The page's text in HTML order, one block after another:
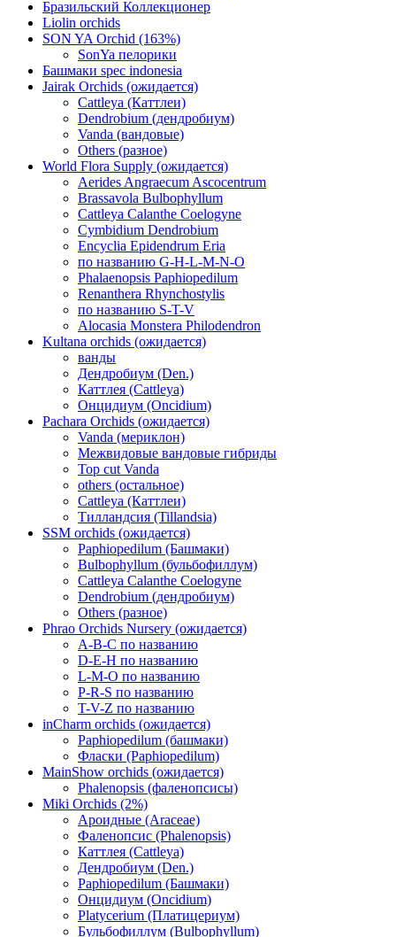
Бразильский Коллекционер
Liolin orchids
SON YA Orchid (163%)
SonYa пелорики
Башмаки spec indonesia
Jairak Orchids (ожидается)
Cattleya (Каттлеи)
Dendrobium (дендробиум)
Vanda (вандовые)
Others (разное)
World Flora Supply (ожидается)
Aerides Angraecum Ascocentrum
Brassavola Bulbophyllum
Cattleya Calanthe Coelogyne
Cymbidium Dendrobium
Encyclia Epidendrum Eria
по названию G-H-L-M-N-O
Phalaenopsis Paphiopedilum
Renanthera Rhynchostylis
по названию S-T-V
Alocasia Monstera Philodendron
Kultana orchids (ожидается)
ванды
Дендробиум (Den.)
Каттлея (Cattleya)
Онцидиум (Oncidium)
Pachara Orchids (ожидается)
Vanda (мериклон)
Межвидовые вандовые гибриды
Top cut Vanda
others (остальное)
Cattleya (Каттлеи)
Тилландсия (Tillandsia)
SSM orchids (ожидается)
Paphiopedilum (Башмаки)
Bulbophyllum (бульбофиллум)
Cattleya Calanthe Coelogyne
Dendrobium (дендробиум)
Others (разное)
Phrao Orchids Nursery (ожидается)
A-B-C по названию
D-E-H по названию
L-M-O по названию
P-R-S по названию
T-V-Z по названию
inCharm orchids (ожидается)
Paphiopedilum (башмаки)
Фласки (Paphiopedilum)
MainShow orchids (ожидается)
Phalenopsis (фаленопсисы)
Miki Orchids (2%)
Ароидные (Araceae)
Фаленопсис (Phalenopsis)
Каттлея (Cattleya)
Дендробиум (Den.)
Paphiopedilum (Башмаки)
Онцидиум (Oncidium)
Platycerium (Платицериум)
Бульбофиллум (Bulbophyllum)